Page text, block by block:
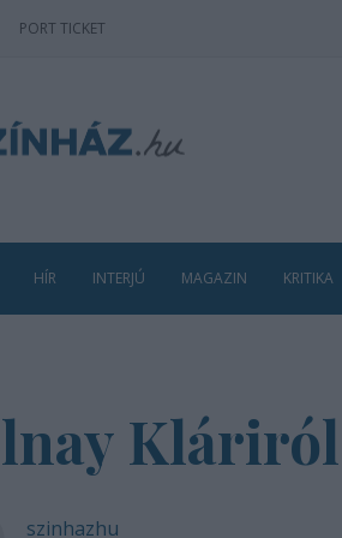
PORT TICKET
HÍR INTERJÚ MAGAZIN KRITIKA
szinhazhu